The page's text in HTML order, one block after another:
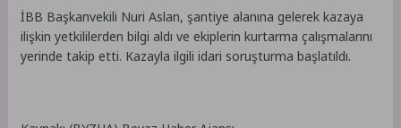
İBB Başkanvekili Nuri Aslan, şantiye alanına gelerek kazaya
ilişkin yetkililerden bilgi aldı ve ekiplerin kurtarma çalışmalarını
yerinde takip etti. Kazayla ilgili idari soruşturma başlatıldı.